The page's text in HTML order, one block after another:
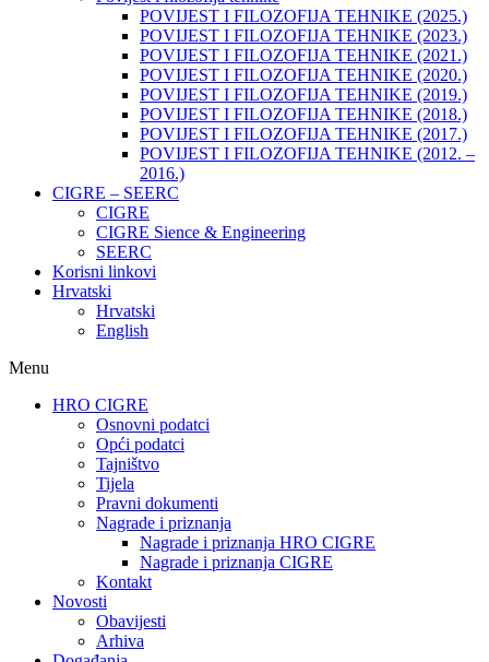
POVIJEST I FILOZOFIJA TEHNIKE (2025.)
POVIJEST I FILOZOFIJA TEHNIKE (2023.)
POVIJEST I FILOZOFIJA TEHNIKE (2021.)
POVIJEST I FILOZOFIJA TEHNIKE (2020.)
POVIJEST I FILOZOFIJA TEHNIKE (2019.)
POVIJEST I FILOZOFIJA TEHNIKE (2018.)
POVIJEST I FILOZOFIJA TEHNIKE (2017.)
POVIJEST I FILOZOFIJA TEHNIKE (2012. –
2016.)
CIGRE – SEERC
CIGRE
CIGRE Sience & Engineering
SEERC
Korisni linkovi
Hrvatski
Hrvatski
English
Menu
HRO CIGRE
Osnovni podatci​
Opći podatci
Tajništvo
Tijela
Pravni dokumenti
Nagrade i priznanja
Nagrade i priznanja HRO CIGRE
Nagrade i priznanja CIGRE
Kontakt
Novosti
Obavijesti
Arhiva